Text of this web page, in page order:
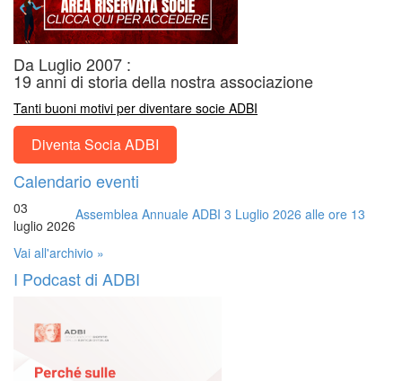
Da Luglio 2007 :
19 anni di storia della nostra associazione
Tanti buoni motivi per diventare socie ADBI
Diventa Socia ADBI
Calendario eventi
03
luglio 2026
Assemblea Annuale ADBI 3 Luglio 2026 alle ore 13
Vai all'archivio »
I Podcast di ADBI